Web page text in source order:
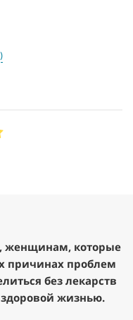
женщинам, которые
причинах проблем
без лекарств
жизнью.